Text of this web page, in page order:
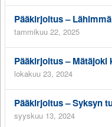
Pääkirjoitus –
tammikuu 22, 2025
Pääkirjoitus – Mätäjoki
lokakuu 23, 2024
Pääkirjoitus – Syksyn
syyskuu 13, 2024